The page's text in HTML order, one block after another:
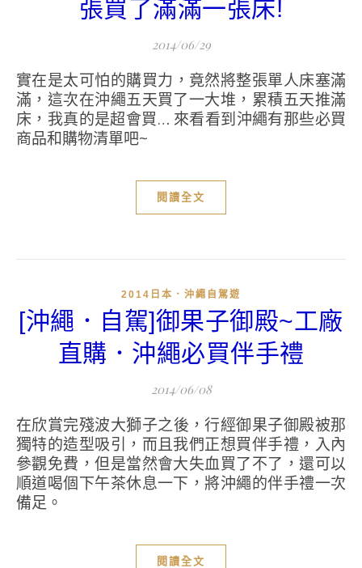
張買了滿滿一張床!
2014/06/29
實在是太可怕的購買力，竟然將整張單人床塞滿
滿，這次在沖繩五天買了一大堆，累積五天推滿
床，我真的是超會買… 來看看到沖繩有那些必買
商品和購物清單吧~
閱讀全文
2014日本．沖繩自駕遊
[沖繩．自駕]御果子御殿~工廠
直購．沖繩必買伴手禮
2014/06/08
在欣賞完殘波大獅子之後，行經御果子御殿被那
獨特的造型吸引，而且我們正想買伴手禮，入內
參觀免費，但是當然會大失血買了不了，還可以
順道喝個下午茶休息一下，將沖繩的伴手禮一次
備足。
閱讀全文